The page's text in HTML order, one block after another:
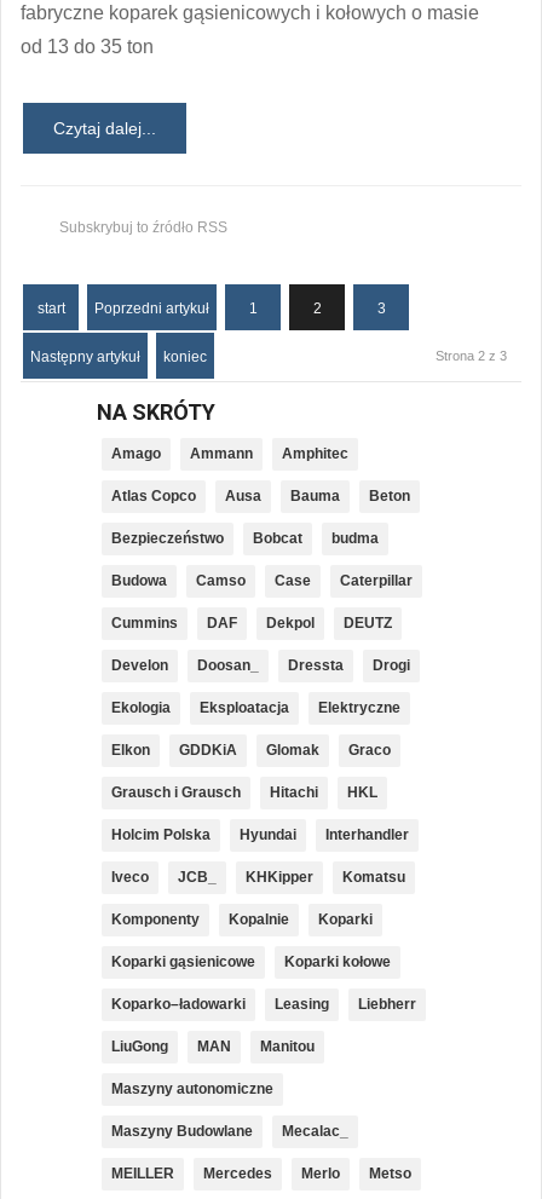
fabryczne koparek gąsienicowych i kołowych o masie
od 13 do 35 ton
Czytaj dalej...
Subskrybuj to źródło RSS
start Poprzedni artykuł 1 2 3
Następny artykuł koniec Strona 2 z 3
NA SKRÓTY
Amago Ammann Amphitec
Atlas Copco Ausa Bauma Beton
Bezpieczeństwo Bobcat budma
Budowa Camso Case Caterpillar
Cummins DAF Dekpol DEUTZ
Develon Doosan_ Dressta Drogi
Ekologia Eksploatacja Elektryczne
Elkon GDDKiA Glomak Graco
Grausch i Grausch Hitachi HKL
Holcim Polska Hyundai Interhandler
Iveco JCB_ KHKipper Komatsu
Komponenty Kopalnie Koparki
Koparki gąsienicowe Koparki kołowe
Koparko–ładowarki Leasing Liebherr
LiuGong MAN Manitou
Maszyny autonomiczne
Maszyny Budowlane Mecalac_
MEILLER Mercedes Merlo Metso